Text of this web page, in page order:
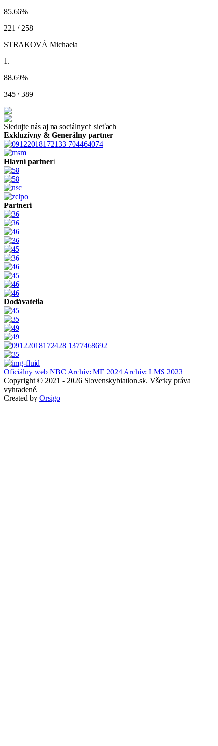
85.66%
221 / 258
STRAKOVÁ Michaela
1.
88.69%
345 / 389
Sledujte nás aj na sociálnych sieťach
Exkluzívny & Generálny partner
Hlavní partneri
Partneri
Dodávatelia
Oficiálny web NBC Archív: ME 2024 Archív: LMS 2023
Copyright © 2021 - 2026 Slovenskybiatlon.sk. Všetky práva
vyhradené.
Created by Orsigo